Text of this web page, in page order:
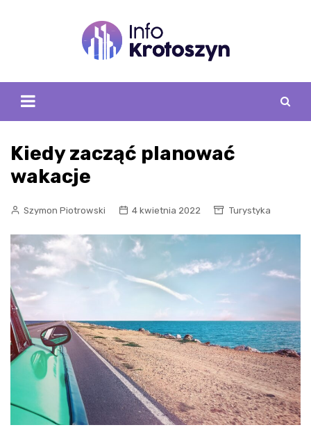
Kiedy zacząć planować
wakacje
Szymon Piotrowski 4 kwietnia 2022 Turystyka